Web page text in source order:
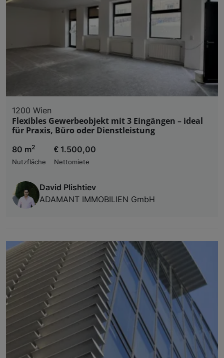
1200 Wien
Flexibles Gewerbeobjekt mit 3 Eingängen – ideal
für Praxis, Büro oder Dienstleistung
80 m2
Nutzfläche
€ 1.500,00
Nettomiete
David Plishtiev
ADAMANT IMMOBILIEN GmbH